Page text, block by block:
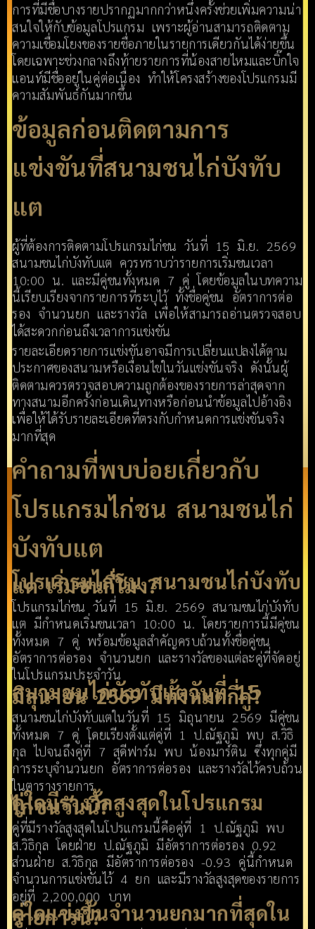
การที่มีชื่อบางรายปรากฏมากกว่าหนึ่งครั้งช่วยเพิ่มความน่า
สนใจให้กับข้อมูลโปรแกรม เพราะผู้อ่านสามารถติดตาม
ความเชื่อมโยงของรายชื่อภายในรายการเดียวกันได้ง่ายขึ้น
โดยเฉพาะช่วงกลางถึงท้ายรายการที่น้องสายไหมและบิ๊กใจ
แอนท์มีชื่ออยู่ในคู่ต่อเนื่อง ทำให้โครงสร้างของโปรแกรมมี
ความสัมพันธ์กันมากขึ้น
ข้อมูลก่อนติดตามการ
แข่งขันที่สนามชนไก่บังทับ
แต
ผู้ที่ต้องการติดตามโปรแกรมไก่ชน วันที่ 15 มิ.ย. 2569
สนามชนไก่บังทับแต ควรทราบว่ารายการเริ่มชนเวลา
10:00 น. และมีคู่ชนทั้งหมด 7 คู่ โดยข้อมูลในบทความ
นี้เรียบเรียงจากรายการที่ระบุไว้ ทั้งชื่อคู่ชน อัตราการต่อ
รอง จำนวนยก และรางวัล เพื่อให้สามารถอ่านตรวจสอบ
ได้สะดวกก่อนถึงเวลาการแข่งขัน
รายละเอียดรายการแข่งขันอาจมีการเปลี่ยนแปลงได้ตาม
ประกาศของสนามหรือเงื่อนไขในวันแข่งขันจริง ดังนั้นผู้
ติดตามควรตรวจสอบความถูกต้องของรายการล่าสุดจาก
ทางสนามอีกครั้งก่อนเดินทางหรือก่อนนำข้อมูลไปอ้างอิง
เพื่อให้ได้รับรายละเอียดที่ตรงกับกำหนดการแข่งขันจริง
มากที่สุด
คำถามที่พบบ่อยเกี่ยวกับ
โปรแกรมไก่ชน สนามชนไก่
บังทับแต
โปรแกรมไก่ชน สนามชนไก่บังทับ
แต เริ่มชนกี่โมง?
โปรแกรมไก่ชน วันที่ 15 มิ.ย. 2569 สนามชนไก่บังทับ
แต มีกำหนดเริ่มชนเวลา 10:00 น. โดยรายการนี้มีคู่ชน
ทั้งหมด 7 คู่ พร้อมข้อมูลสำคัญครบถ้วนทั้งชื่อคู่ชน
อัตราการต่อรอง จำนวนยก และรางวัลของแต่ละคู่ที่จัดอยู่
ในโปรแกรมประจำวัน
สนามชนไก่บังทับแตวันที่ 15
มิถุนายน 2569 มีทั้งหมดกี่คู่?
สนามชนไก่บังทับแตในวันที่ 15 มิถุนายน 2569 มีคู่ชน
ทั้งหมด 7 คู่ โดยเรียงตั้งแต่คู่ที่ 1 ป.ณัฐภูมิ พบ ส.วิธิ
กุล ไปจนถึงคู่ที่ 7 สุดีฟาร์ม พบ น้องมาร์ติน ซึ่งทุกคู่มี
การระบุจำนวนยก อัตราการต่อรอง และรางวัลไว้ครบถ้วน
ในตารางรายการ
คู่ใดมีรางวัลสูงสุดในโปรแกรม
ไก่ชนวันนี้?
คู่ที่มีรางวัลสูงสุดในโปรแกรมนี้คือคู่ที่ 1 ป.ณัฐภูมิ พบ
ส.วิธิกุล โดยฝ่าย ป.ณัฐภูมิ มีอัตราการต่อรอง 0.92
ส่วนฝ่าย ส.วิธิกุล มีอัตราการต่อรอง -0.93 คู่นี้กำหนด
จำนวนการแข่งขันไว้ 4 ยก และมีรางวัลสูงสุดของรายการ
อยู่ที่ 2,200,000 บาท
คู่ใดแข่งขันจำนวนยกมากที่สุดใน
รายการนี้?